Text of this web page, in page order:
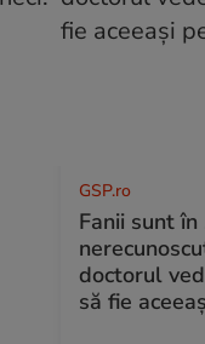
GSP.ro
Fanii sunt în
doctorul
să fie